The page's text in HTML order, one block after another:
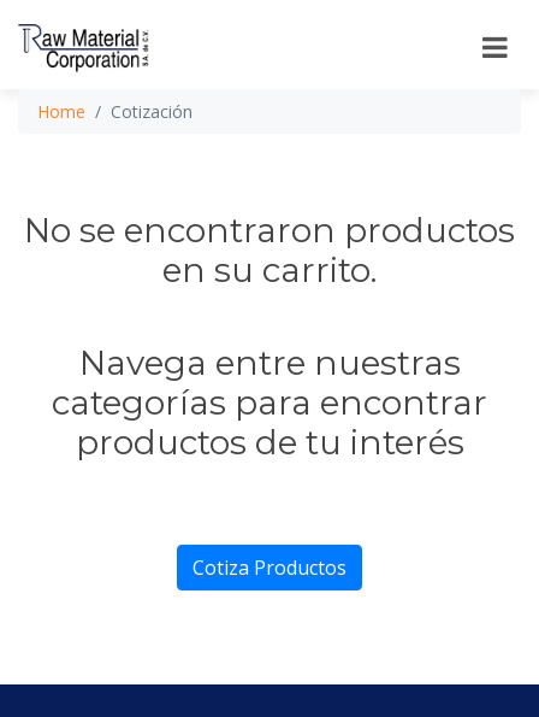
Home Cotización
No se encontraron productos
en su carrito.
Navega entre nuestras
categorías para encontrar
productos de tu interés
Cotiza Productos